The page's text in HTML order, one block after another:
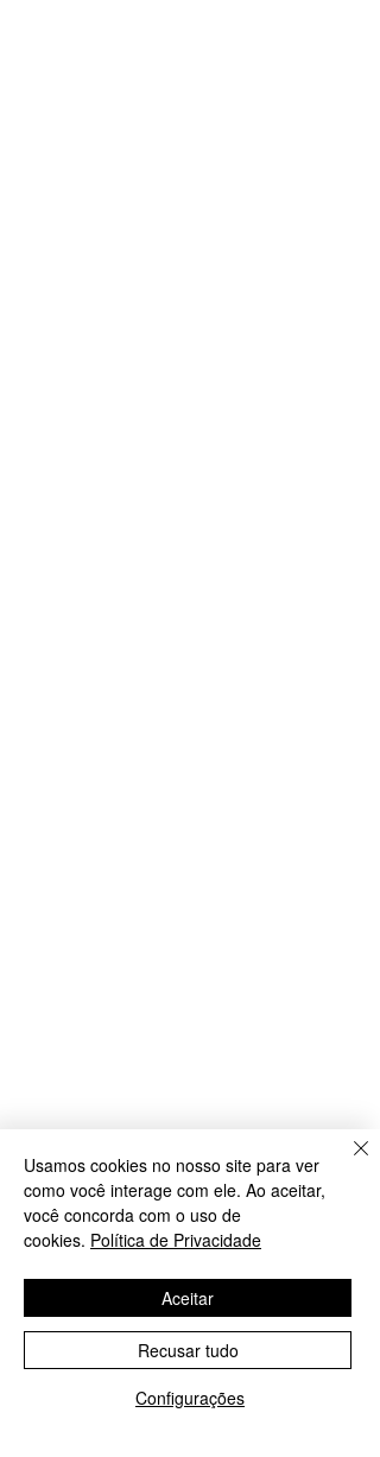
Usamos cookies no nosso site para ver
como você interage com ele. Ao aceitar,
você concorda com o uso de
cookies. Política de Privacidade
Configurações
Recusar tudo
Aceitar